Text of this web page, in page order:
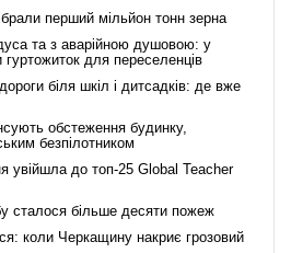
перший мільйон тонн зерна
та з аварійною душовою: у
гуртожиток для переселенців
біля шкіл і дитсадків: де вже
обстеження будинку,
безпілотником
увійшла до топ-25 Global Teacher
сталося більше десяти пожеж
коли Черкащину накриє грозовий